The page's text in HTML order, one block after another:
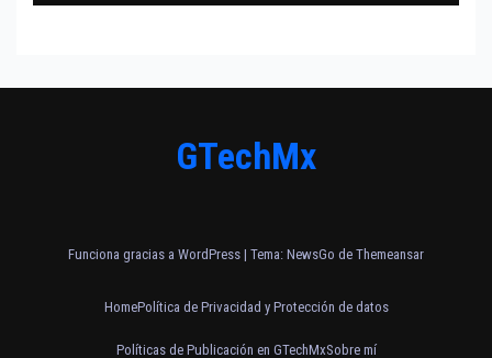
GTechMx
Funciona gracias a WordPress | Tema: NewsGo de Themeansar
HomePolítica de Privacidad y Protección de datos
Políticas de Publicación en GTechMxSobre mí